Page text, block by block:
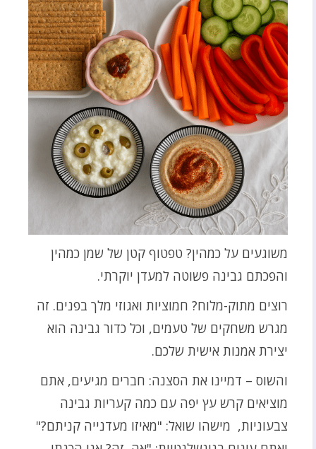
משוגעים על כמהין? טפטוף קטן של שמן כמהין
והפכתם גבינה פשוטה למעדן יוקרתי.
רוצים מתוק-מלוח? חמוציות ואגוזי מלך בפנים. זה
מגרש משחקים של טעמים, וכל כדור גבינה הוא
יצירת אמנות אישית שלכם.
והשוס – דמיינו את הסצנה: חברים מגיעים, אתם
מוציאים קרש עץ יפה עם כמה קעריות גבינה
צבעוניות, מישהו שואל: "מאיזו מעדנייה קניתם?"